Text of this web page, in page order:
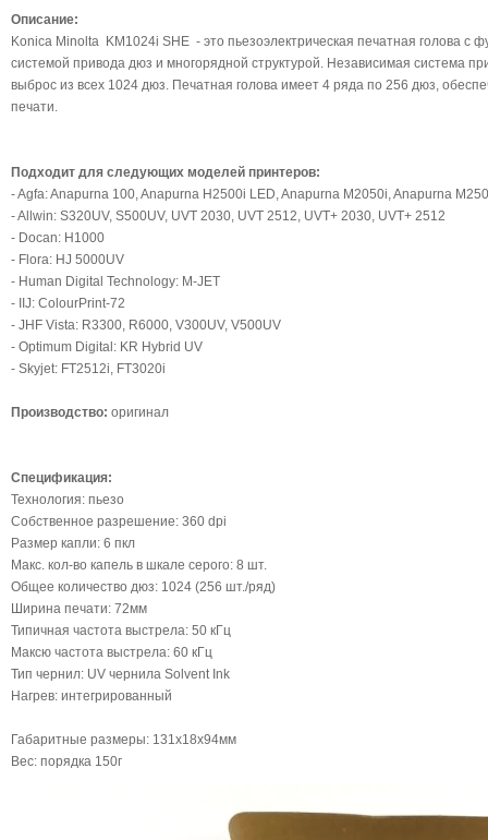
Описание:
Konica Minolta KM1024i SHE - это пьезоэлектрическая печатная голова с
системой привода дюз и многорядной структурой. Независимая система
выброс из всех 1024 дюз. Печатная голова имеет 4 ряда по 256 дюз,
печати.
Подходит для следyющих моделей принтеров:
- Agfa: Anapurna 100, Anapurna H2500i LED, Anapurna M2050i, Anapurna
- Allwin: S320UV, S500UV, UVT 2030, UVT 2512, UVT+ 2030, UVT+ 2512
- Docan: H1000
- Flora: HJ 5000UV
- Human Digital Technology: M-JET
- IIJ: ColourPrint-72
- JHF Vista: R3300, R6000, V300UV, V500UV
- Optimum Digital: KR Hybrid UV
- Skyjet: FT2512i, FT3020i
Производство: оригинал
Спецификация:
Технология: пьезо
Собственное разрешение: 360 dpi
Размер капли: 6 пкл
Макс. кол-во капель в шкале серого: 8 шт.
Общее количество дюз: 1024 (256 шт./ряд)
Ширина печати: 72мм
Типичная частота выстрела: 50 кГц
Максю частота выстрела: 60 кГц
Тип чернил: UV чернила Solvent Ink
Нагрев: интегрированный
Габаритные размеры: 131x18x94мм
Вес: порядка 150г